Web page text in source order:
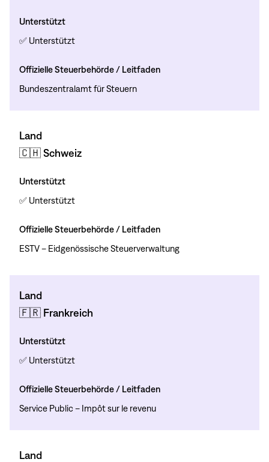
Unterstützt
✅ Unterstützt
Offizielle Steuerbehörde / Leitfaden
Bundeszentralamt für Steuern
Land
🇨🇭 Schweiz
Unterstützt
✅ Unterstützt
Offizielle Steuerbehörde / Leitfaden
ESTV – Eidgenössische Steuerverwaltung
Land
🇫🇷 Frankreich
Unterstützt
✅ Unterstützt
Offizielle Steuerbehörde / Leitfaden
Service Public – Impôt sur le revenu
Land